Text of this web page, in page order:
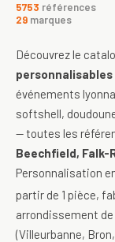
5753 références
29 marques
Découvrez le
personnalisables
événements
softshell,
— toutes les
Beechfield, Falk-
Personnalisation
partir de 1 pièce,
arrondissement
(Villeurbanne,